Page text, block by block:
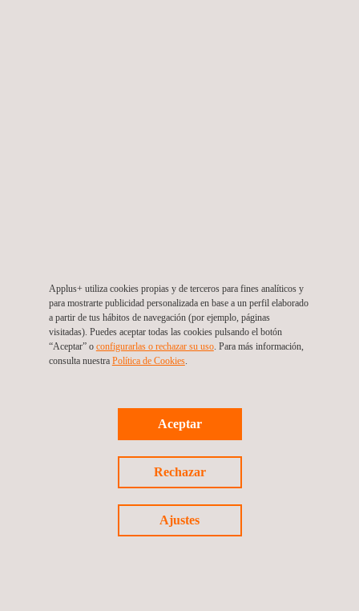
así lo promovemos en Applus+ Laboratories. Nuestro
compromiso es ser un espejo de la sociedad en la que
convivimos y ayudar a visibilizar la diversidad de la
misma.
colaboramos con entidades para impulsar la diversidad y
la Fundación Aura y la Fundación por la Esclerosis
Applus+ utiliza cookies propias y de terceros para fines analíticos y
para mostrarte publicidad personalizada en base a un perfil elaborado
a partir de tus hábitos de navegación (por ejemplo, páginas
visitadas). Puedes aceptar todas las cookies pulsando el botón
“Aceptar” o configurarlas o rechazar su uso. Para más información,
consulta nuestra Política de Cookies. ​
Aceptar
Rechazar
Ajustes